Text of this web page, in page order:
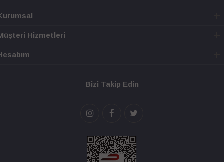
Hizmetleri
Bizi Takip Edin